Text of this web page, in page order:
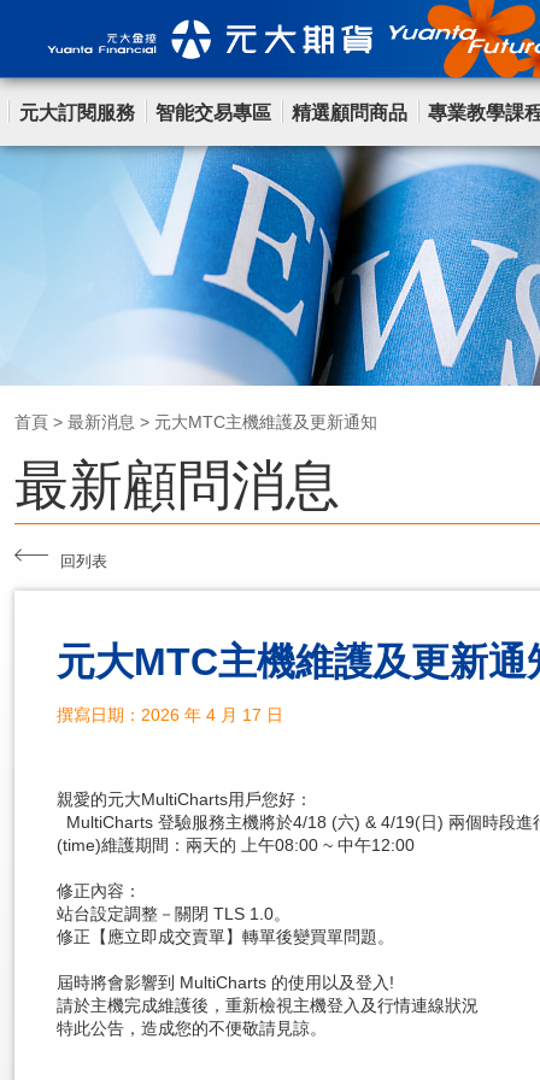
元大訂閱服務 智能交易專區 精選顧問商品 專業教學課
首頁 > 最新消息 > 元大MTC主機維護及更新通知
最新顧問消息
回列表
元大MTC主機維護及更新通
撰寫日期：2026 年 4 月 17 日
親愛的元大MultiCharts用戶您好：
MultiCharts 登驗服務主機將於4/18 (六) & 4/19(日) 兩個時段進
(time)維護期間：兩天的 上午08:00 ~ 中午12:00
修正內容：
站台設定調整－關閉 TLS 1.0。
修正【應立即成交賣單】轉單後變買單問題。
屆時將會影響到 MultiCharts 的使用以及登入!
請於主機完成維護後，重新檢視主機登入及行情連線狀況
特此公告，造成您的不便敬請見諒。